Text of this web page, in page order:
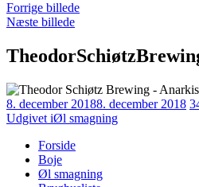
Forrige billede
Næste billede
Udgivet
8. december 20188. december 2018
Indlægsnavigation
Udgivet iØl smagning
Forside
Boje
Øl smagning